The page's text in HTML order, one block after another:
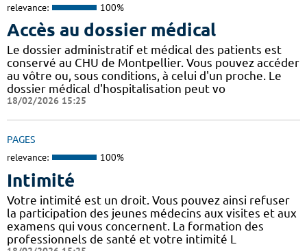
relevance: 100%
Accès au dossier médical
Le dossier administratif et médical des patients est
conservé au CHU de Montpellier. Vous pouvez accéder
au vôtre ou, sous conditions, à celui d'un proche. Le
dossier médical d'hospitalisation peut vo
18/02/2026 15:25
PAGES
relevance: 100%
Intimité
Votre intimité est un droit. Vous pouvez ainsi refuser
la participation des jeunes médecins aux visites et aux
examens qui vous concernent. La formation des
professionnels de santé et votre intimité L